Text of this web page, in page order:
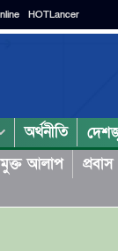
HOTLancer
অর্থনীতি
মুক্ত আলাপ প্রবাস